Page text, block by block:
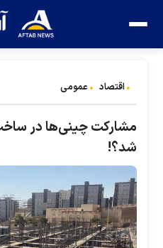
اقتصاد عمومی
مشارکت چینی‌ها در
شد؟!